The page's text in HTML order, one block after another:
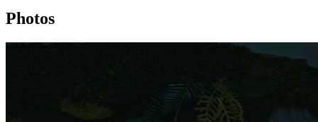
Photos